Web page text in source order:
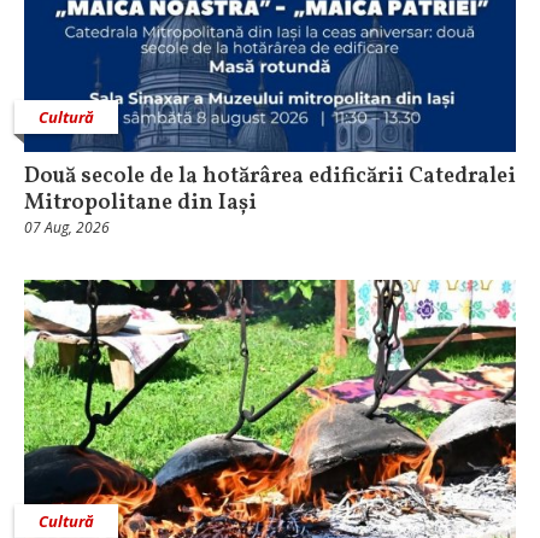
Cultură
Două secole de la hotărârea edificării Catedralei
Mitropolitane din Iași
07 Aug, 2026
Cultură